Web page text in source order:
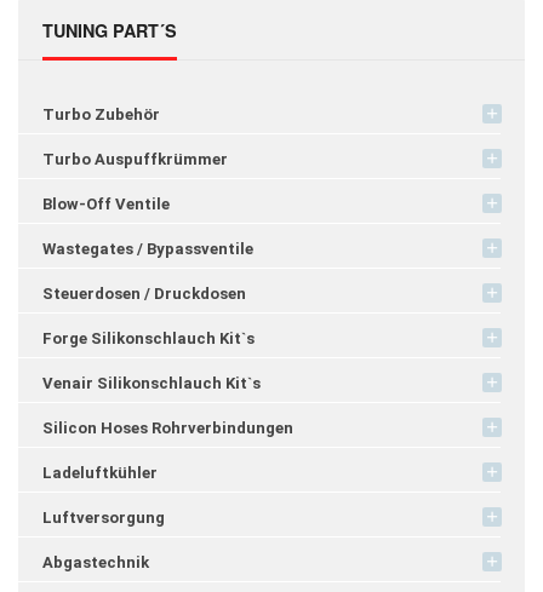
TUNING PART´S
Turbo Zubehör
Turbo Auspuffkrümmer
Blow-Off Ventile
Wastegates / Bypassventile
Steuerdosen / Druckdosen
Forge Silikonschlauch Kit`s
Venair Silikonschlauch Kit`s
Silicon Hoses Rohrverbindungen
Ladeluftkühler
Luftversorgung
Abgastechnik